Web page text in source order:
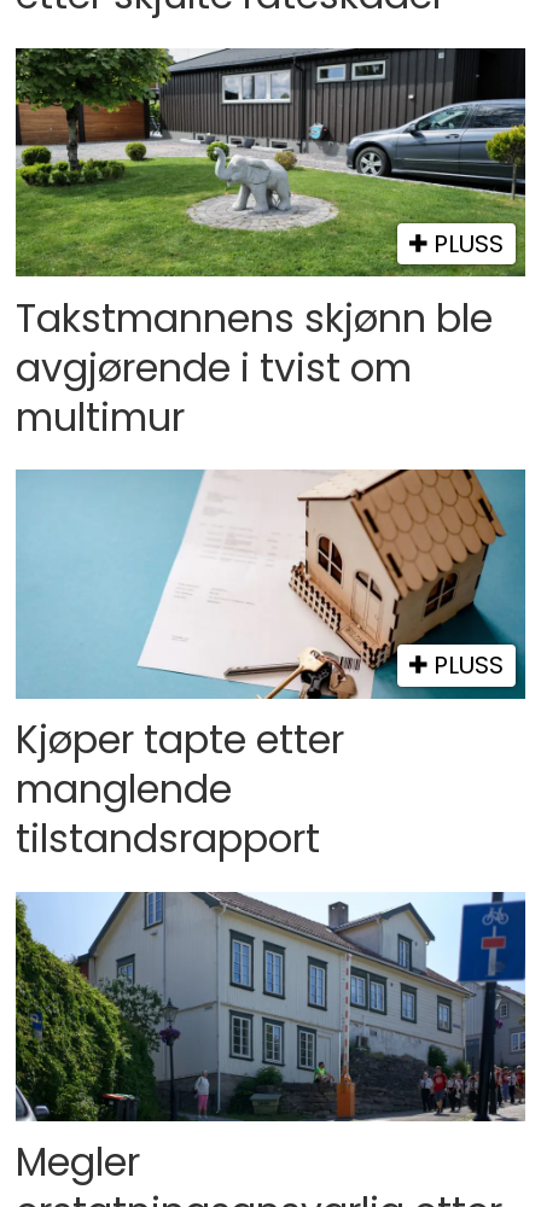
PLUSS
Takstmannens skjønn ble
avgjørende i tvist om
multimur
PLUSS
Kjøper tapte etter
manglende
tilstandsrapport
Megler